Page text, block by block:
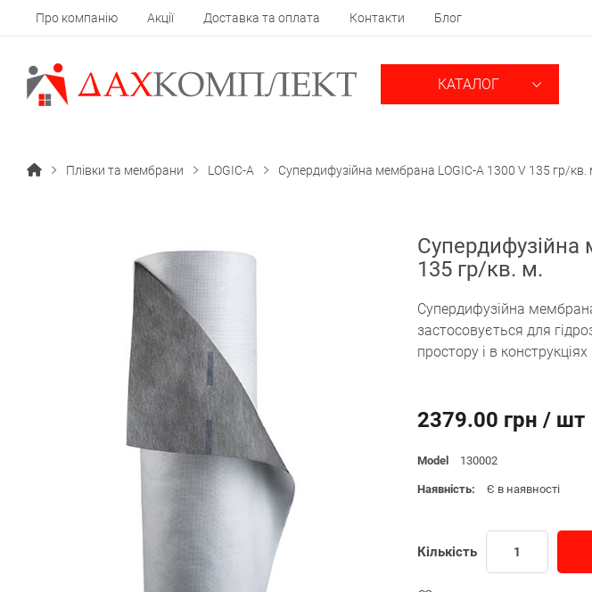
Про компанію Акції Доставка та оплата Контакти Блог
КАТАЛОГ
Плівки та мембрани LOGIC-A Супердифузійна мембрана LOGIC-A 1300 V 135 гр/кв.
Супердифузійна
135 гр/кв. м.
Супердифузійна
застосовується для
простору і в
2379.00 грн / шт
Model 130002
Наявність: Є в наявності
Кількість